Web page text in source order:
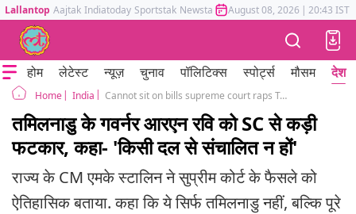
Lallantop Aajtak Indiatoday Sportstak Newstak Mumbai Tak Astrotak
August 08, 2026 | 20:43 IST
होम लेटेस्ट न्यूज़ चुनाव पॉलिटिक्स स्पोर्ट्स मौसम देश
Home India Cannot sit on bills supreme court raps Tamil Nadu Governor, clears 10 pending bills
तमिलनाडु के गवर्नर आरएन रवि को SC से कड़ी
फटकार, कहा- 'किसी दल से संचालित न हों'
राज्य के CM एमके स्टालिन ने सुप्रीम कोर्ट के फैसले को
ऐतिहासिक बताया. कहा कि ये सिर्फ तमिलनाडु नहीं, बल्कि पूरे